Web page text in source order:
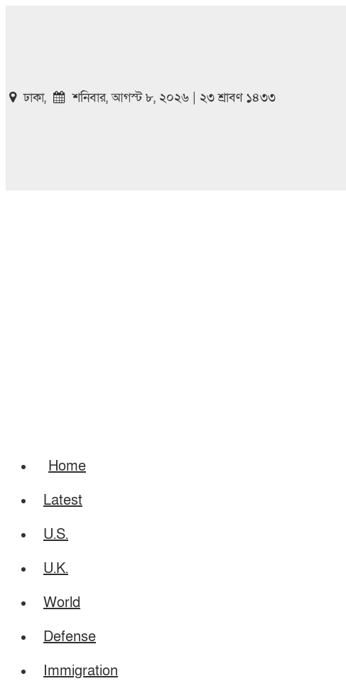
ঢাকা, শনিবার, আগস্ট ৮, ২০২৬ | ২৩ শ্রাবণ ১৪৩৩
Home
Latest
U.S.
U.K.
World
Defense
Immigration